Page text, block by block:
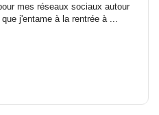
mes réseaux sociaux autour
j'entame à la rentrée à ...